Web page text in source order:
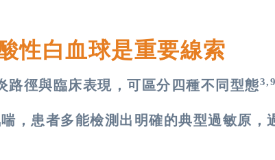
性白血球是重要線索
徑與臨床表現，可區分四種不同型態3,9
，患者多能檢測出明確的典型過敏原，